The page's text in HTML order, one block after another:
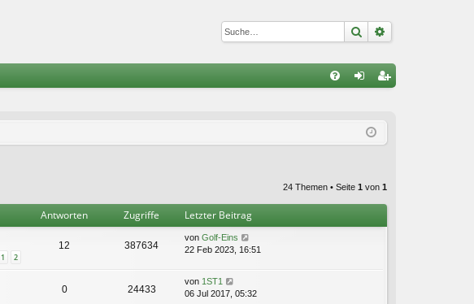
Suche
ist
24 Themen • Seite 1 von 1
Antworten Zugriffe Letzter Beitrag
1 2
12 387634
von Golf-Eins
22 Feb 2023, 16:51
0 24433
von 1ST1
06 Jul 2017, 05:32